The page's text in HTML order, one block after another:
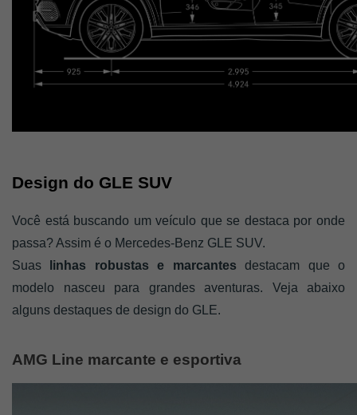
Design do GLE SUV
Você está buscando um veículo que se destaca por onde
passa? Assim é o Mercedes-Benz GLE SUV.
Suas
linhas robustas e marcantes destacam que o
modelo nasceu para grandes aventuras. Veja abaixo
alguns destaques de design do GLE.
AMG Line marcante e esportiva